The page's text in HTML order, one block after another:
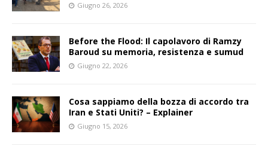
Giugno 26, 2026
Before the Flood: Il capolavoro di Ramzy
Baroud su memoria, resistenza e sumud
Giugno 22, 2026
Cosa sappiamo della bozza di accordo tra
Iran e Stati Uniti? – Explainer
Giugno 15, 2026